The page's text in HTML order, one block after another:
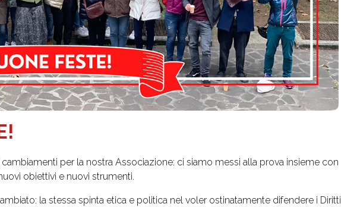
per la nostra Associazione: ci siamo messi alla prova insieme con
obiettivi e nuovi strumenti.
la stessa spinta etica e politica nel voler ostinatamente difendere i Diritti